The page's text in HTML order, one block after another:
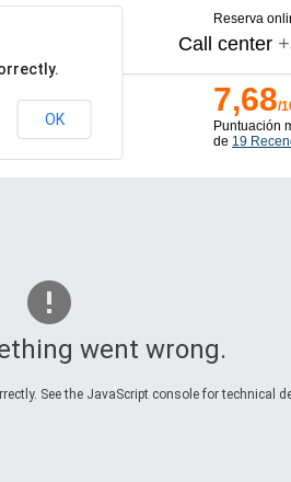
Reserva
Call center
7,68/
Puntuación
de 19
went wrong.
See the JavaScript console for technical
OK